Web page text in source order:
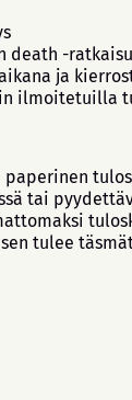
death -
ja
ilmoitetuilla
paperinen
tai
tulee